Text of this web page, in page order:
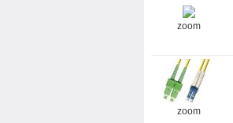
zoom
zoom